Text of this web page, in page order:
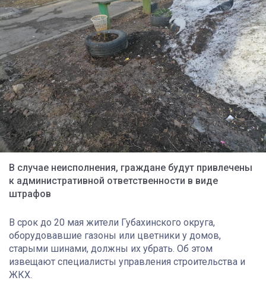
В случае неисполнения, граждане будут привлечены
к административной ответственности в виде
штрафов
В срок до 20 мая жители Губахинского округа,
оборудовавшие газоны или цветники у домов,
старыми шинами, должны их убрать. Об этом
извещают специалисты управления строительства и
ЖКХ.